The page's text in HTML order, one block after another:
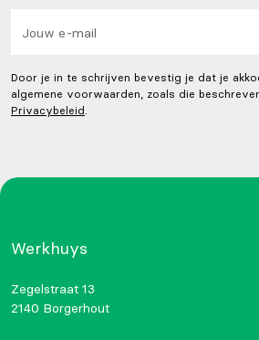
Door je in te schrijven bevestig je dat je
algemene voorwaarden, zoals die
Privacybeleid.
Werkhuys
Zegelstraat 13
2140 Borgerhout